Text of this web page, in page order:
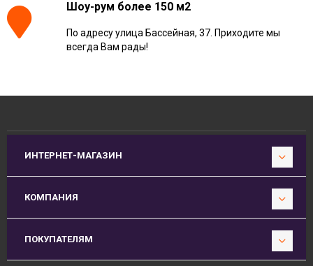
Шоу-рум более 150 м2
По адресу улица Бассейная, 37. Приходите мы
всегда Вам рады!
ИНТЕРНЕТ-МАГАЗИН
КОМПАНИЯ
ПОКУПАТЕЛЯМ